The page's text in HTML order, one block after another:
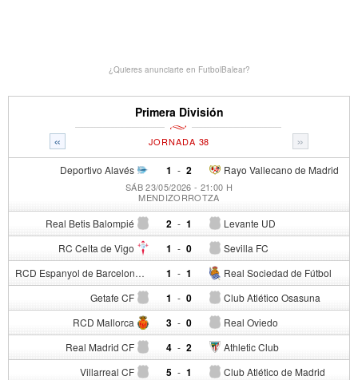
¿Quieres anunciarte en FutbolBalear?
Primera División
« »
JORNADA 38
Deportivo Alavés 1 - Rayo Vallecano de Madrid
2
SÁB 23/05/2026 - 21:00 H
MENDIZORROTZA
Real Betis Balompié 2 - Levante UD
1
RC Celta de Vigo 1 - Sevilla FC
0
RCD Espanyol de Barcelona 1 - Real Sociedad de Fútbol
1
Getafe CF 1 - Club Atlético Osasuna
0
RCD Mallorca 3 - Real Oviedo
0
Real Madrid CF 4 - Athletic Club
2
Villarreal CF 5 - Club Atlético de Madrid
1